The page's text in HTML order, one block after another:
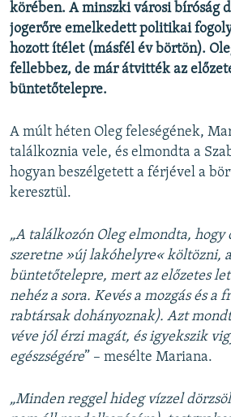
Valamennyi RFE/RL weboldal
körében. A minszki városi bíróság
jogerőre emelkedett politikai
hozott ítélet (másfél év börtön).
fellebbez, de már átvitték az
büntetőtelepre.
A múlt héten Oleg feleségének,
találkoznia vele, és elmondta a
hogyan beszélgetett a férjével a
keresztül.
„A találkozón Oleg elmondta, hogy
szeretne »új lakóhelyre« költözni,
büntetőtelepre, mert az előzetes
nehéz a sora. Kevés a mozgás és a
rabtársak dohányoznak). Azt
véve jól érzi magát, és igyekszik
egészségére” – mesélte Mariana.
„Minden reggel hideg vízzel